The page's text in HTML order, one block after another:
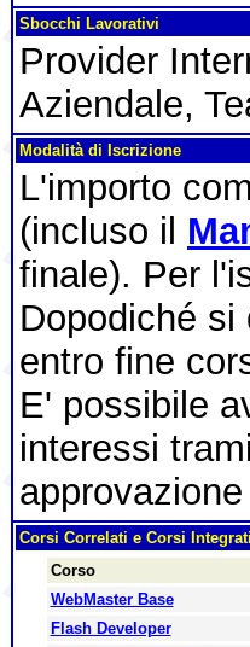
Sbocchi Lavorativi
Provider
Aziendale,
Modalità di Iscrizione
L'importo
(incluso il
finale). Per
Dopodiché si
entro fine
E' possibile
interessi
Corsi Correlati e Corsi
Corso
WebMaster Base
Flash Developer